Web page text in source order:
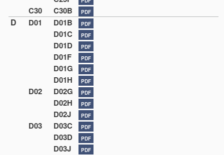
C30 C30B PDF
D D01 D01B PDF
D01C PDF
D01D PDF
D01F PDF
D01G PDF
D01H PDF
D02 D02G PDF
D02H PDF
D02J PDF
D03 D03C PDF
D03D PDF
D03J PDF